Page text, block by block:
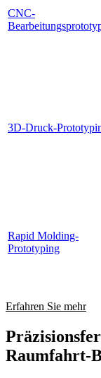
CNC-
3D-Druck-
Rapid Molding-
Prototyping
Erfahren Sie mehr
Raumfahrt-